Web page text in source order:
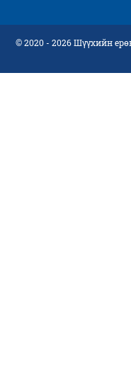
© 2020 - 2026 Шүүхийн